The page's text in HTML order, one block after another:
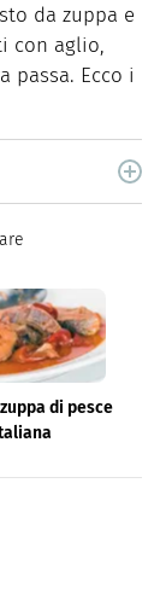
da zuppa e
con aglio,
passa. Ecco i
passo passo.
di pesce